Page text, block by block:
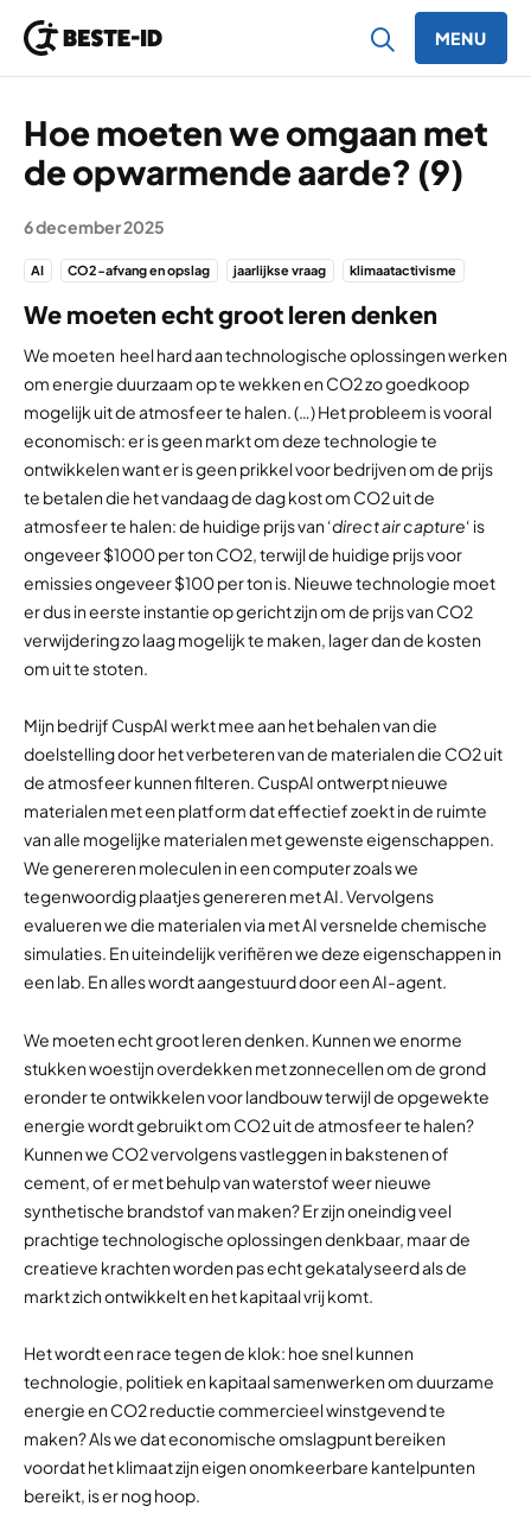
MENU
Hoe moeten we omgaan met
de opwarmende aarde? (9)
6 december 2025
AI CO2-afvang en opslag jaarlijkse vraag klimaatactivisme
We moeten echt groot leren denken
We moeten heel hard aan technologische oplossingen werken
om energie duurzaam op te wekken en CO2 zo goedkoop
mogelijk uit de atmosfeer te halen. (…) Het probleem is vooral
economisch: er is geen markt om deze technologie te
ontwikkelen want er is geen prikkel voor bedrijven om de prijs
te betalen die het vandaag de dag kost om CO2 uit de
atmosfeer te halen: de huidige prijs van ‘direct air capture‘ is
ongeveer $1000 per ton CO2, terwijl de huidige prijs voor
emissies ongeveer $100 per ton is. Nieuwe technologie moet
er dus in eerste instantie op gericht zijn om de prijs van CO2
verwijdering zo laag mogelijk te maken, lager dan de kosten
om uit te stoten.
Mijn bedrijf CuspAI werkt mee aan het behalen van die
doelstelling door het verbeteren van de materialen die CO2 uit
de atmosfeer kunnen filteren. CuspAI ontwerpt nieuwe
materialen met een platform dat effectief zoekt in de ruimte
van alle mogelijke materialen met gewenste eigenschappen.
We genereren moleculen in een computer zoals we
tegenwoordig plaatjes genereren met AI. Vervolgens
evalueren we die materialen via met AI versnelde chemische
simulaties. En uiteindelijk verifiëren we deze eigenschappen in
een lab. En alles wordt aangestuurd door een AI-agent.
We moeten echt groot leren denken. Kunnen we enorme
stukken woestijn overdekken met zonnecellen om de grond
eronder te ontwikkelen voor landbouw terwijl de opgewekte
energie wordt gebruikt om CO2 uit de atmosfeer te halen?
Kunnen we CO2 vervolgens vastleggen in bakstenen of
cement, of er met behulp van waterstof weer nieuwe
synthetische brandstof van maken? Er zijn oneindig veel
prachtige technologische oplossingen denkbaar, maar de
creatieve krachten worden pas echt gekatalyseerd als de
markt zich ontwikkelt en het kapitaal vrij komt.
Het wordt een race tegen de klok: hoe snel kunnen
technologie, politiek en kapitaal samenwerken om duurzame
energie en CO2 reductie commercieel winstgevend te
maken? Als we dat economische omslagpunt bereiken
voordat het klimaat zijn eigen onomkeerbare kantelpunten
bereikt, is er nog hoop.